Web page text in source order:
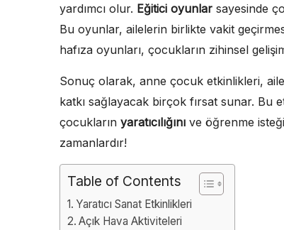
yardımcı olur. Eğitici oyunlar sayesinde
Bu oyunlar, ailelerin birlikte vakit
hafıza oyunları, çocukların zihinsel
Sonuç olarak, anne çocuk etkinlikleri,
katkı sağlayacak birçok fırsat sunar. Bu
çocukların yaratıcılığını ve öğrenme
zamanlardır!
Table of Contents
Yaratıcı Sanat Etkinlikleri
Açık Hava Aktiviteleri